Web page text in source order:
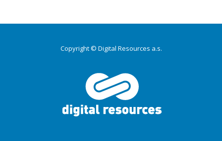
Copyright © Digital Resources a.s.